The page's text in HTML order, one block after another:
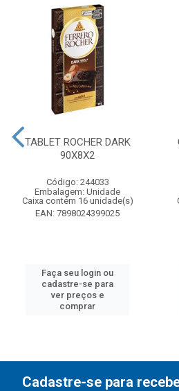
TABLET ROCHER DARK
90X8X2
Código: 244033
Embalagem: Unidade
Caixa contém 16 unidade(s)
EAN: 7898024399025
Faça seu login ou
cadastre-se para
ver preços e
comprar
Cadastre-se para